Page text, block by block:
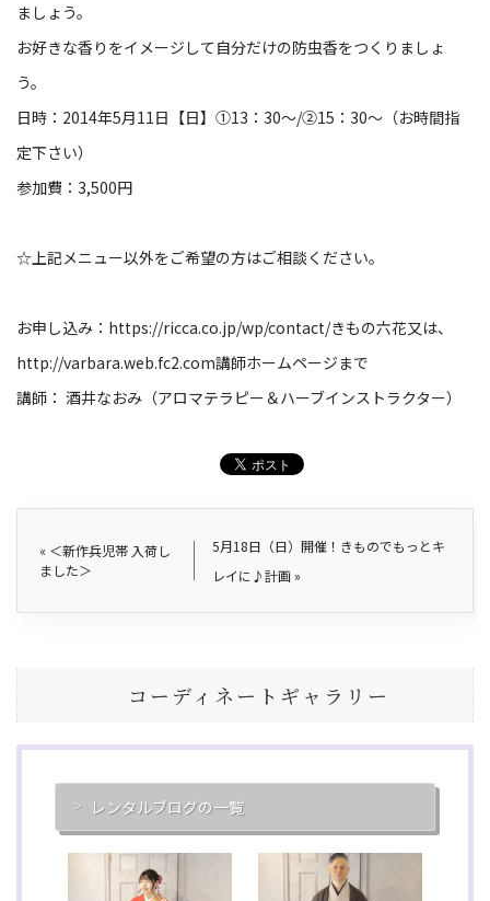
ましょう。
お好きな香りをイメージして自分だけの防虫香をつくりましょ
う。
日時：2014年5月11日【日】①13：30～/②15：30～（お時間指
定下さい）
参加費：3,500円
☆上記メニュー以外をご希望の方はご相談ください。
お申し込み： https://ricca.co.jp/wp/contact/きもの六花又は、
http://varbara.web.fc2.com講師ホームページまで
講師： 酒井なおみ（アロマテラピー＆ハーブインストラクター）
« ＜新作兵児帯 入荷し
ました＞
5月18日（日）開催！きものでもっとキ
レイに♪計画»
コーディネートギャラリー
レンタルブログの一覧